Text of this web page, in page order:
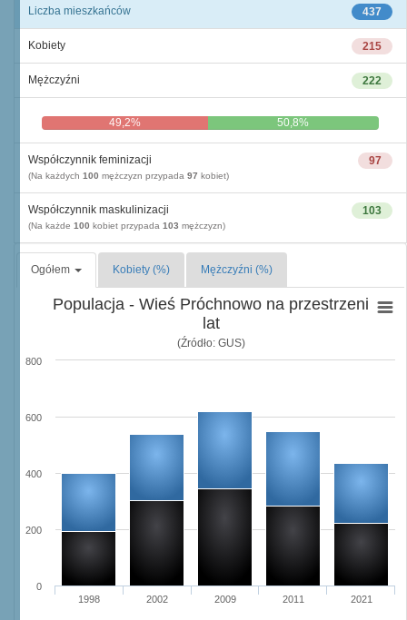
437
Liczba mieszkańców
215
Kobiety
222
Mężczyźni
49,2% 50,8%
97
Współczynnik feminizacji
(Na każdych 100 mężczyzn przypada 97 kobiet)
103
Współczynnik maskulinizacji
(Na każde 100 kobiet przypada 103 mężczyzn)
Ogółem Kobiety (%) Mężczyźni (%)
Populacja - Wieś Próchnowo na przestrzeni
lat
(Źródło: GUS)
1998 2002 2009 2011 2021
0
200
400
600
800